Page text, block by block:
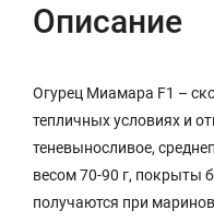
Описание
Огурец Миамара F1 –
тепличных условиях и
теневыносливое,
весом 70-90 г, покрыты
получаются при